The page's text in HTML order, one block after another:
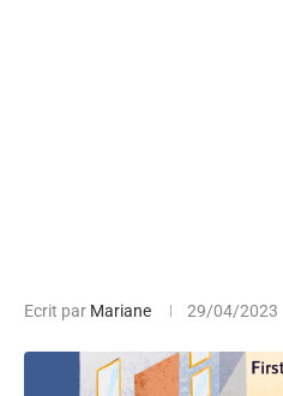
Ecrit par Mariane 29/04/2023